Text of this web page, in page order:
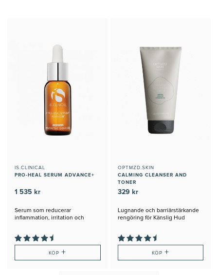
IS.CLINICAL
PRO-HEAL SERUM ADVANCE+
1 535 kr
Serum som reducerar
inflammation, irritation och
KÖP+
OPTMZD.SKIN
CALMING CLEANSER AND
TONER
329 kr
Lugnande och barriärstärkande
rengöring för Känslig Hud
KÖP +